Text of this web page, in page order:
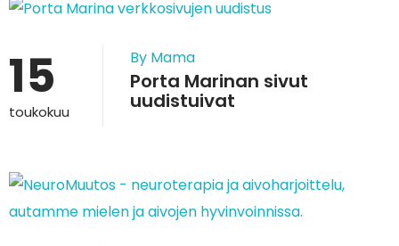
By Mama
Porta Marinan sivut
uudistuivat
15
toukokuu